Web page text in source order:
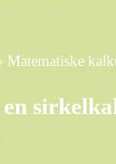
Matematiske